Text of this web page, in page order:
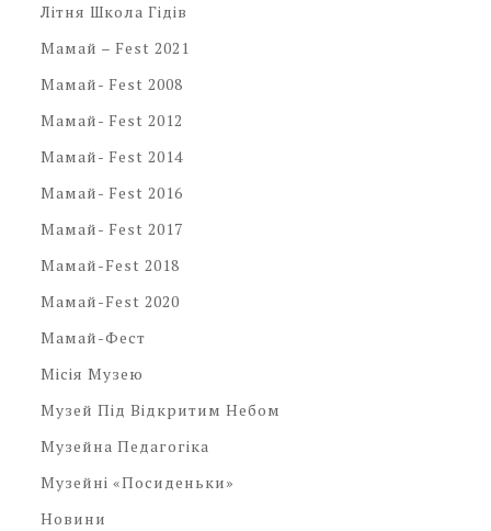
Літня Школа Гідів
Мамай – Fest 2021
Мамай- Fest 2008
Мамай- Fest 2012
Мамай- Fest 2014
Мамай- Fest 2016
Мамай- Fest 2017
Мамай-Fest 2018
Мамай-Fest 2020
Мамай-Фест
Місія Музею
Музей Під Відкритим Небом
Музейна Педагогіка
Музейні «посиденьки»
Новини